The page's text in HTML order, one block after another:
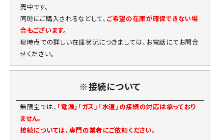
売中です。
同時にご購入されるなどして、 ご希望の在庫が確保できない場
合もございます。
現時点での詳しい在庫状況につきましては、お電話にてお問合
せください。
※接続について
無限堂では、 「電源」「ガス」「水道」の接続の対応は承っており
ません。
接続については、専門の業者にご依頼ください。